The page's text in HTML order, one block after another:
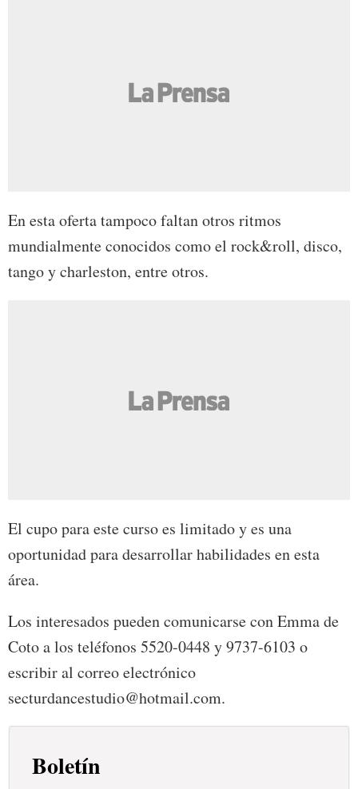
En esta oferta tampoco faltan otros ritmos
mundialmente conocidos como el rock&roll, disco,
tango y charleston, entre otros.
El cupo para este curso es limitado y es una
oportunidad para desarrollar habilidades en esta
área.
Los interesados pueden comunicarse con Emma de
Coto a los teléfonos 5520-0448 y 9737-6103 o
escribir al correo electrónico
secturdancestudio@hotmail.com.
Boletín